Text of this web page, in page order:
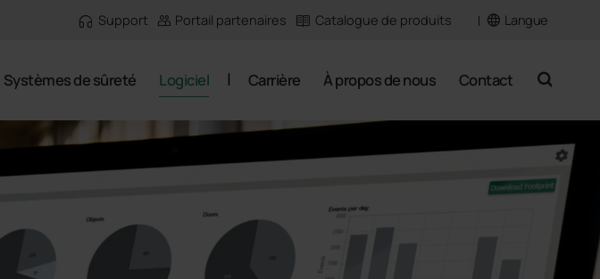
Support Portail partenaires Catalogue de produits Langue
Systèmes de sûreté Logiciel Carrière À propos de nous Contact search